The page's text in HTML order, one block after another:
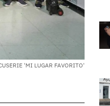
'MI LUGAR FAVORITO'